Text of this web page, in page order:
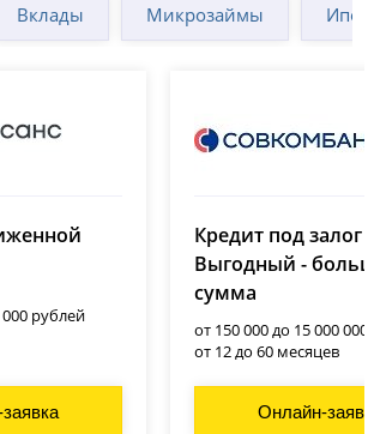
Вклады Микрозаймы
000 рублей
лицензия № 963
Кредит под залог
Выгодный -
сумма
от 150 000 до 15 000
от 12 до 60 месяцев
Онлайн-